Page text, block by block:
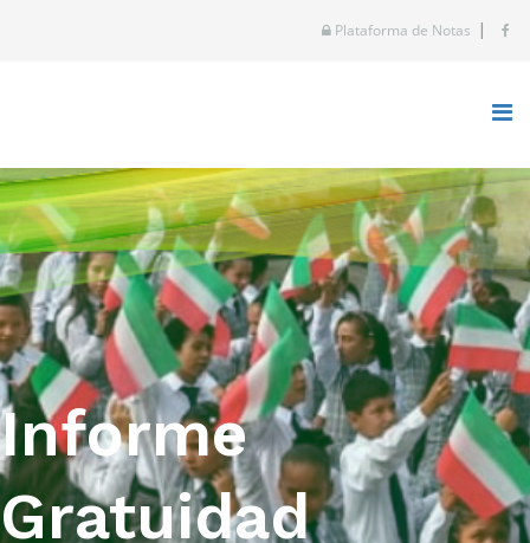
Plataforma de Notas |
Informe
Gratuidad